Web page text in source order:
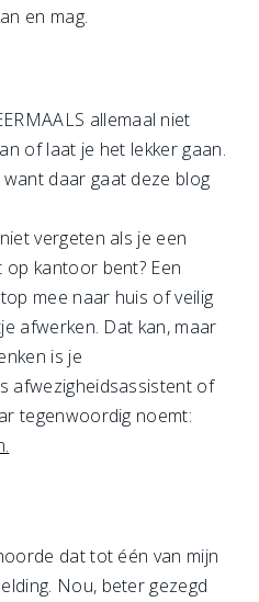
en mag.
allemaal niet
of laat je het lekker gaan.
daar gaat deze blog
vergeten als je een
op kantoor bent? Een
mee naar huis of veilig
afwerken. Dat kan, maar
is je
afwezigheidsassistent of
tegenwoordig noemt:
dat tot één van mijn
Nou, beter gezegd